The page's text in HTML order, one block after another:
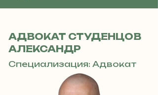
АДВОКАТ СТУДЕНЦОВ
АЛЕКСАНДР
Специализация: Адвокат